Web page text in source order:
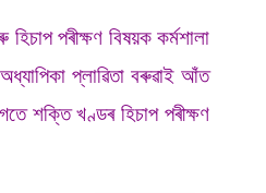
পৰীক্ষণ বিষয়ক কৰ্মশালা
প্লাৱিতা বৰুৱাই আঁত
শক্তি খণ্ডৰ হিচাপ পৰীক্ষণ